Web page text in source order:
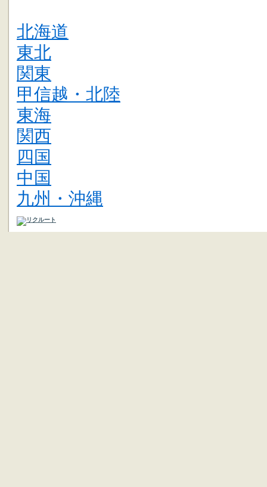
北海道
東北
関東
甲信越・北陸
東海
関西
四国
中国
九州・沖縄